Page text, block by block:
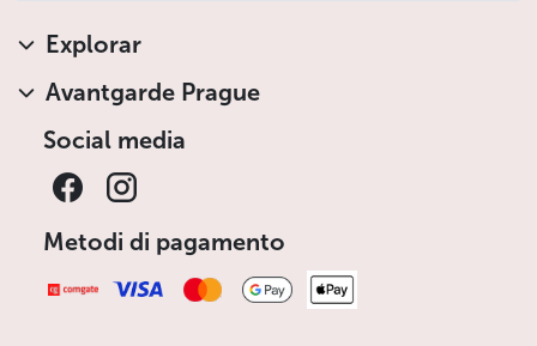
Explorar
Avantgarde Prague
Social media
Metodi di pagamento